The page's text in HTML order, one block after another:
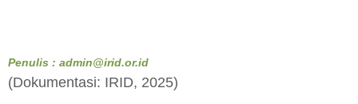
Penulis : admin@irid.or.id
(Dokumentasi: IRID, 2025)